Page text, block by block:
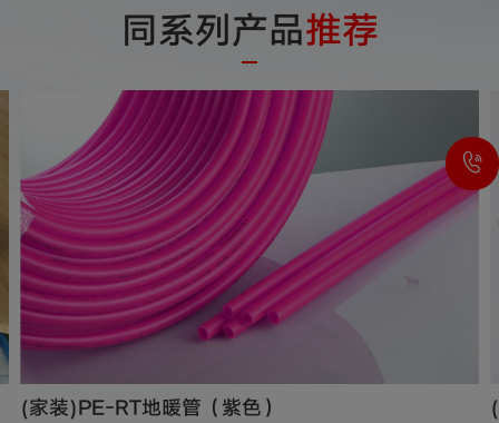
同系列产品推荐
(家装)PE-RT地暖管（紫色）